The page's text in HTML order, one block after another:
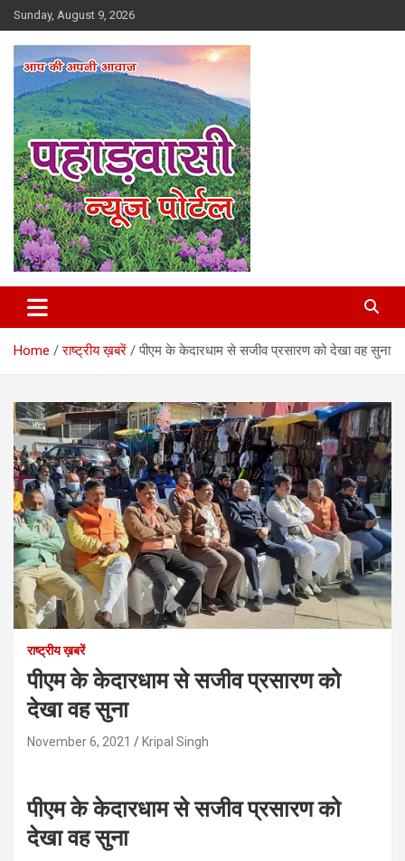
Skip
to
content
Sunday, August 9, 2026
Pahadvasi
Home राष्ट्रीय ख़बरें पीएम के केदारधाम से सजीव प्रसारण को देखा वह सुना
राष्ट्रीय ख़बरें
पीएम के केदारधाम से सजीव प्रसारण को
देखा वह सुना
November 6, 2021 Kripal Singh
पीएम के केदारधाम से सजीव प्रसारण को
देखा वह सुना